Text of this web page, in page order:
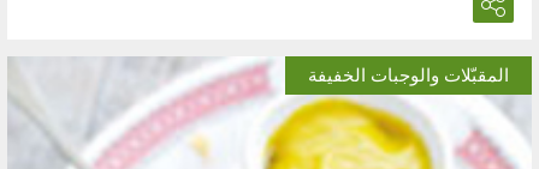
المقبّلات والوجبات الخفيفة